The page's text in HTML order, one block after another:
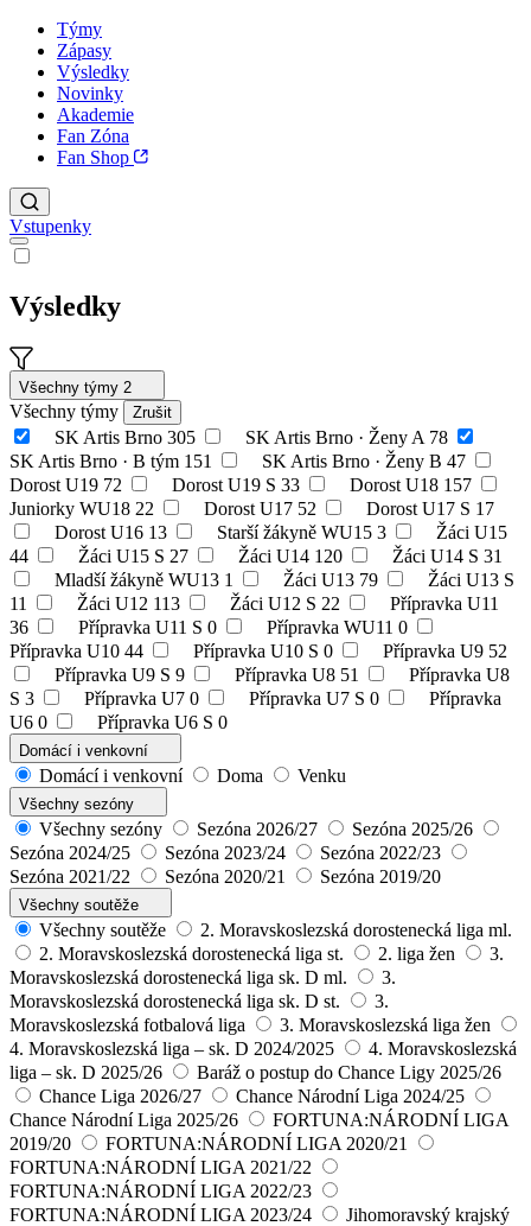
Týmy
Zápasy
Výsledky
Novinky
Akademie
Fan Zóna
Fan Shop
Vstupenky
Výsledky
Všechny týmy 2
Všechny týmy Zrušit
SK Artis Brno 305 SK Artis Brno · Ženy A 78
SK Artis Brno · B tým 151 SK Artis Brno · Ženy B 47
Dorost U19 72 Dorost U19 S 33 Dorost U18 157
Juniorky WU18 22 Dorost U17 52 Dorost U17 S 17
Dorost U16 13 Starší žákyně WU15 3
Žáci U15
44
Žáci U15 S 27 Žáci U14 120 Žáci U14 S 31
Mladší žákyně WU13 1 Žáci U13 79
Žáci U13 S
11
Žáci U12 113 Žáci U12 S 22
Přípravka U11
36
Přípravka U11 S 0 Přípravka WU11 0
Přípravka U10 44 Přípravka U10 S 0 Přípravka U9 52
Přípravka U9 S 9 Přípravka U8 51
Přípravka U8
S 3 Přípravka U7 0 Přípravka U7 S 0
Přípravka
U6 0 Přípravka U6 S 0
Domácí i venkovní
Domácí i venkovní Doma Venku
Všechny sezóny
Všechny sezóny Sezóna 2026/27
Sezóna 2025/26
Sezóna 2024/25
Sezóna 2023/24
Sezóna 2022/23
Sezóna 2021/22
Sezóna 2020/21 Sezóna 2019/20
Všechny soutěže
Všechny soutěže
2. Moravskoslezská dorostenecká liga ml.
2. Moravskoslezská dorostenecká liga st.
2. liga žen
3.
Moravskoslezská dorostenecká liga sk. D ml.
3.
Moravskoslezská dorostenecká liga sk. D st.
3.
Moravskoslezská fotbalová liga
3. Moravskoslezská liga žen
4. Moravskoslezská liga – sk. D 2024/2025
4. Moravskoslezská
liga – sk. D 2025/26
Baráž o postup do Chance Ligy 2025/26
Chance Liga 2026/27
Chance Národní Liga 2024/25
Chance Národní Liga 2025/26
FORTUNA:NÁRODNÍ LIGA
2019/20
FORTUNA:NÁRODNÍ LIGA 2020/21
FORTUNA:NÁRODNÍ LIGA 2021/22
FORTUNA:NÁRODNÍ LIGA 2022/23
FORTUNA:NÁRODNÍ LIGA 2023/24
Jihomoravský krajský